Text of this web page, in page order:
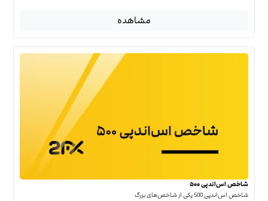
مشاهده
شاخص اس‌اندپی ۵۰۰
شاخص اس‌اند‌پی 500 یکی از شاخص‌های بزرگ